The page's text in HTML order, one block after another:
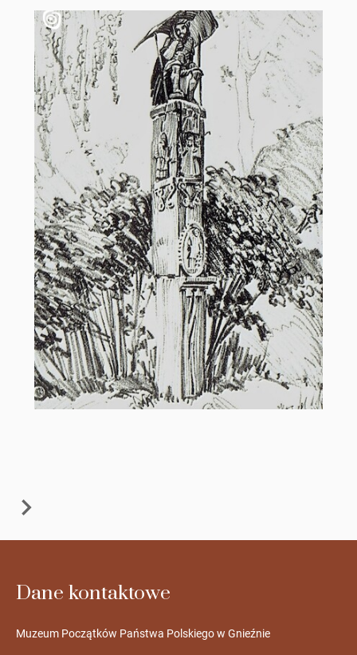
Dane kontaktowe
Muzeum Początków Państwa Polskiego w Gnieźnie